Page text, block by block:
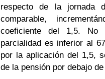
respecto de la jornada
comparable,
coeficiente del 1,5. No
parcialidad es inferior al
por la aplicación del 1,5,
de la pensión por debajo